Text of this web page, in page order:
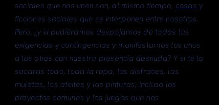
sociales que nos unen son, al mismo tiempo, cosas y
ficciones sociales que se interponen entre nosotros.
Pero, ¿y si pudiéramos despojarnos de todas las
exigencias y contingencias y manifestarnos los unos
a los otros con nuestra presencia desnuda? Y si te lo
sacaras todo, toda la ropa, los disfraces, las
muletas, los afeites y las pinturas, incluso los
proyectos comunes y los juegos que nos